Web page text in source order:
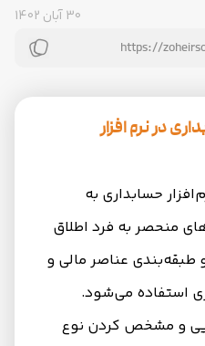
30 آبان 1402
در نرم افزار
حسابداری به
منحصر به فرد اطلاق
عناصر مالی و
استفاده می‌شود.
و مشخص کردن نوع